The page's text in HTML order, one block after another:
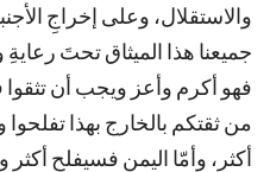
والاستقلال، وعلى إخراجِ
جميعنا هذا الميثاق تحتَ
فهو أكرم وأعز ويجب أن تثقوا
من ثقتكم بالخارج بهذا
أكثر، وأمّا اليمن فسيفلح أكثر